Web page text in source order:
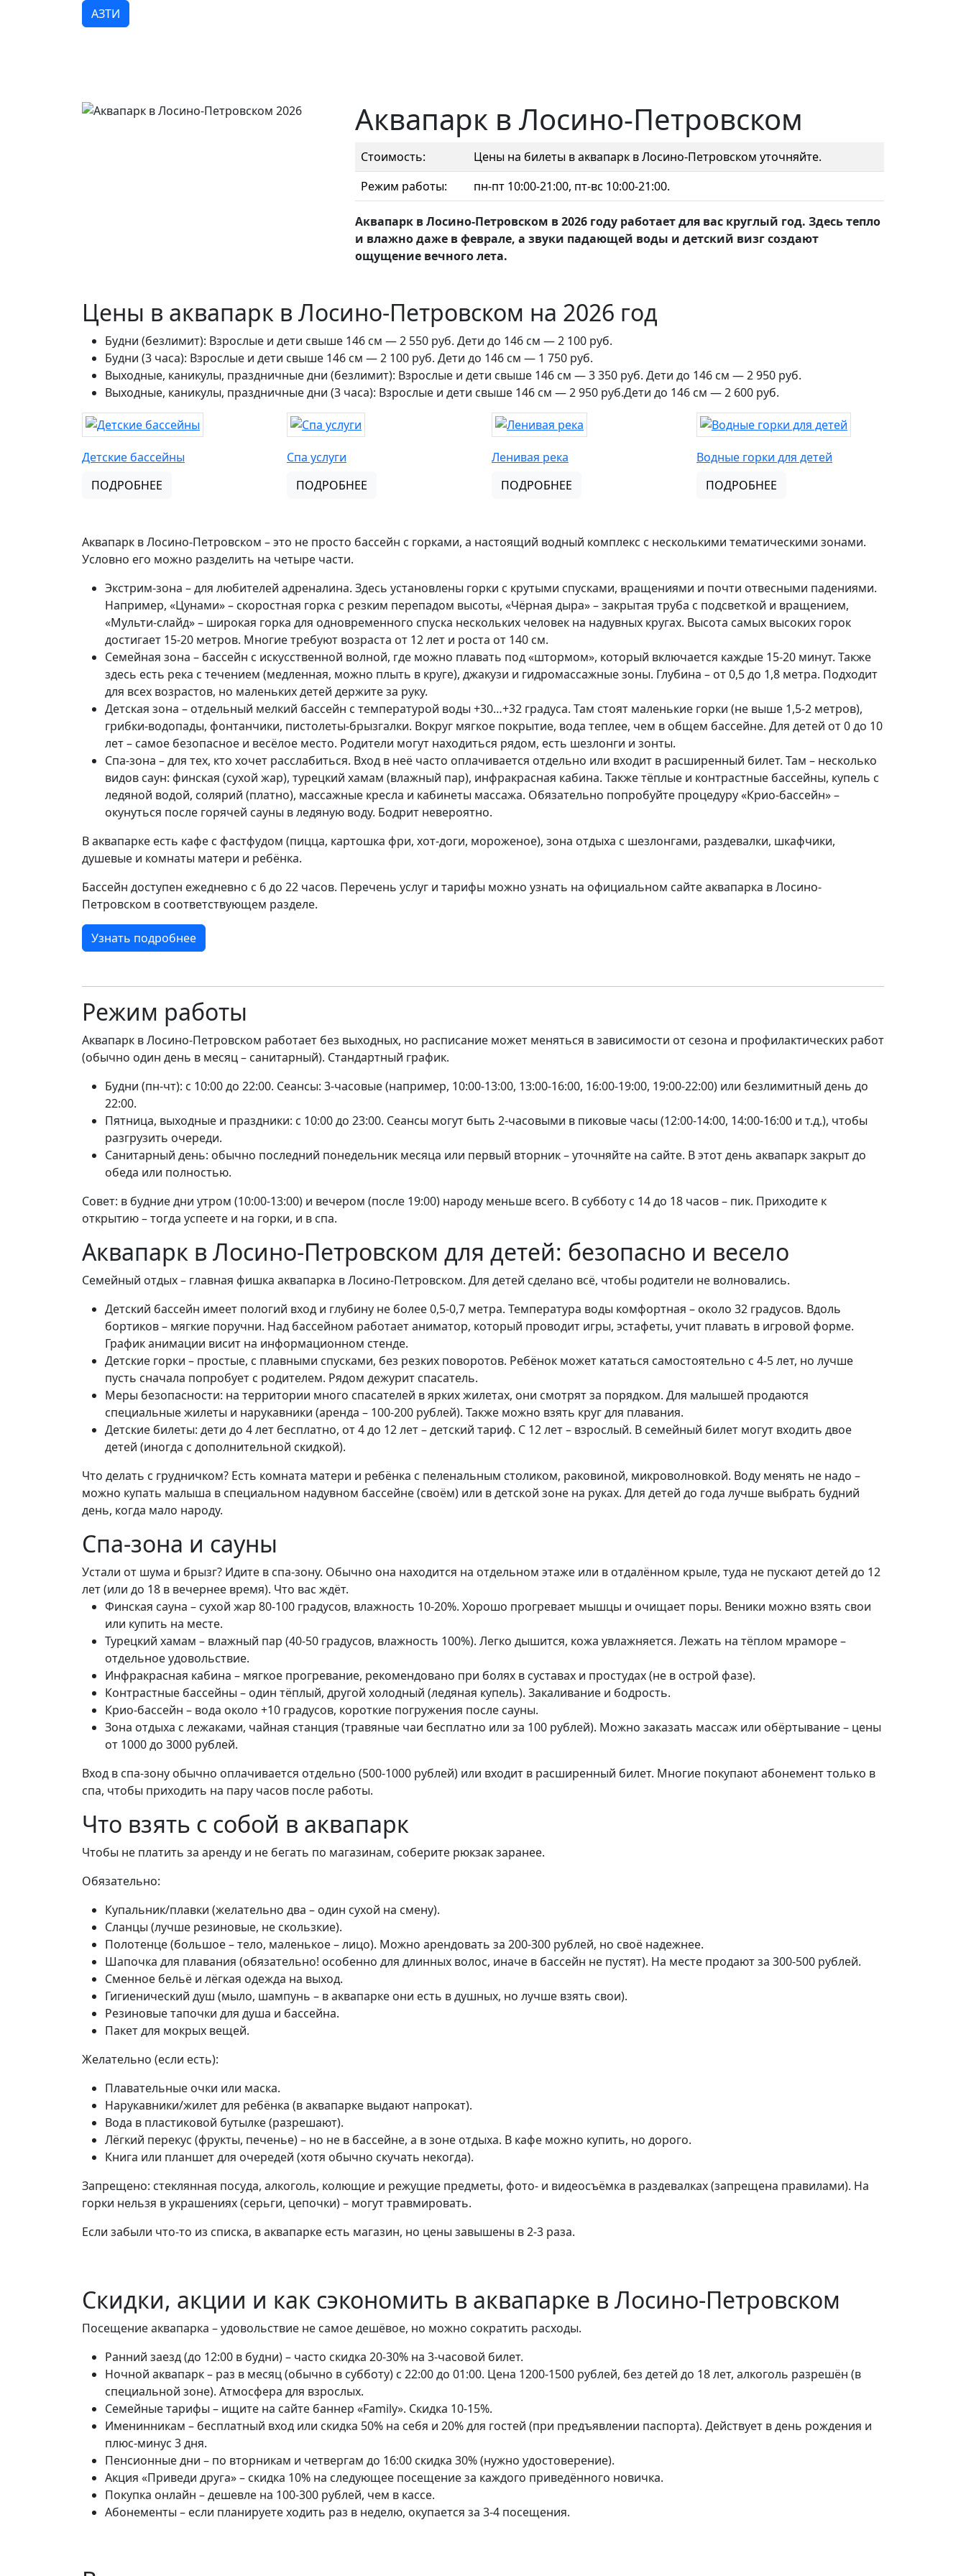
АЗТИ
Аквапарк в Лосино-Петровском
Стоимость:
Цены на билеты в аквапарк в Лосино-Петровском уточняйте.
Режим работы:
пн-пт 10:00-21:00, пт-вс 10:00-21:00.
Аквапарк в Лосино-Петровском в 2026 году работает для вас круглый год. Здесь тепло
и влажно даже в феврале, а звуки падающей воды и детский визг создают
ощущение вечного лета.
Цены в аквапарк в Лосино-Петровском на 2026 год
Будни (безлимит): Взрослые и дети свыше 146 см — 2 550 руб. Дети до 146 см — 2 100 руб.
Будни (3 часа): Взрослые и дети свыше 146 см — 2 100 руб. Дети до 146 см — 1 750 руб.
Выходные, каникулы, праздничные дни (безлимит): Взрослые и дети свыше 146 см — 3 350 руб. Дети до 146 см — 2 950 руб.
Выходные, каникулы, праздничные дни (3 часа): Взрослые и дети свыше 146 см — 2 950 руб.Дети до 146 см — 2 600 руб.
Детские бассейны
ПОДРОБНЕЕ
Спа услуги
ПОДРОБНЕЕ
Ленивая река
ПОДРОБНЕЕ
Водные горки для детей
ПОДРОБНЕЕ
Аквапарк в Лосино-Петровском – это не просто бассейн с горками, а настоящий водный комплекс с несколькими тематическими зонами.
Условно его можно разделить на четыре части.
Экстрим-зона – для любителей адреналина. Здесь установлены горки с крутыми спусками, вращениями и почти отвесными падениями.
Например, «Цунами» – скоростная горка с резким перепадом высоты, «Чёрная дыра» – закрытая труба с подсветкой и вращением,
«Мульти-слайд» – широкая горка для одновременного спуска нескольких человек на надувных кругах. Высота самых высоких горок
достигает 15-20 метров. Многие требуют возраста от 12 лет и роста от 140 см.
Семейная зона – бассейн с искусственной волной, где можно плавать под «штормом», который включается каждые 15-20 минут. Также
здесь есть река с течением (медленная, можно плыть в круге), джакузи и гидромассажные зоны. Глубина – от 0,5 до 1,8 метра. Подходит
для всех возрастов, но маленьких детей держите за руку.
Детская зона – отдельный мелкий бассейн с температурой воды +30…+32 градуса. Там стоят маленькие горки (не выше 1,5-2 метров),
грибки-водопады, фонтанчики, пистолеты-брызгалки. Вокруг мягкое покрытие, вода теплее, чем в общем бассейне. Для детей от 0 до 10
лет – самое безопасное и весёлое место. Родители могут находиться рядом, есть шезлонги и зонты.
Спа-зона – для тех, кто хочет расслабиться. Вход в неё часто оплачивается отдельно или входит в расширенный билет. Там – несколько
видов саун: финская (сухой жар), турецкий хамам (влажный пар), инфракрасная кабина. Также тёплые и контрастные бассейны, купель с
ледяной водой, солярий (платно), массажные кресла и кабинеты массажа. Обязательно попробуйте процедуру «Крио-бассейн» –
окунуться после горячей сауны в ледяную воду. Бодрит невероятно.
В аквапарке есть кафе с фастфудом (пицца, картошка фри, хот-доги, мороженое), зона отдыха с шезлонгами, раздевалки, шкафчики,
душевые и комнаты матери и ребёнка.
Бассейн доступен ежедневно с 6 до 22 часов. Перечень услуг и тарифы можно узнать на официальном сайте аквапарка в Лосино-
Петровском в соответствующем разделе.
Узнать подробнее
Режим работы
Аквапарк в Лосино-Петровском работает без выходных, но расписание может меняться в зависимости от сезона и профилактических работ
(обычно один день в месяц – санитарный). Стандартный график.
Будни (пн-чт): с 10:00 до 22:00. Сеансы: 3-часовые (например, 10:00-13:00, 13:00-16:00, 16:00-19:00, 19:00-22:00) или безлимитный день до
22:00.
Пятница, выходные и праздники: с 10:00 до 23:00. Сеансы могут быть 2-часовыми в пиковые часы (12:00-14:00, 14:00-16:00 и т.д.), чтобы
разгрузить очереди.
Санитарный день: обычно последний понедельник месяца или первый вторник – уточняйте на сайте. В этот день аквапарк закрыт до
обеда или полностью.
Совет: в будние дни утром (10:00-13:00) и вечером (после 19:00) народу меньше всего. В субботу с 14 до 18 часов – пик. Приходите к
открытию – тогда успеете и на горки, и в спа.
Аквапарк в Лосино-Петровском для детей: безопасно и весело
Семейный отдых – главная фишка аквапарка в Лосино-Петровском. Для детей сделано всё, чтобы родители не волновались.
Детский бассейн имеет пологий вход и глубину не более 0,5-0,7 метра. Температура воды комфортная – около 32 градусов. Вдоль
бортиков – мягкие поручни. Над бассейном работает аниматор, который проводит игры, эстафеты, учит плавать в игровой форме.
График анимации висит на информационном стенде.
Детские горки – простые, с плавными спусками, без резких поворотов. Ребёнок может кататься самостоятельно с 4-5 лет, но лучше
пусть сначала попробует с родителем. Рядом дежурит спасатель.
Меры безопасности: на территории много спасателей в ярких жилетах, они смотрят за порядком. Для малышей продаются
специальные жилеты и нарукавники (аренда – 100-200 рублей). Также можно взять круг для плавания.
Детские билеты: дети до 4 лет бесплатно, от 4 до 12 лет – детский тариф. С 12 лет – взрослый. В семейный билет могут входить двое
детей (иногда с дополнительной скидкой).
Что делать с грудничком? Есть комната матери и ребёнка с пеленальным столиком, раковиной, микроволновкой. Воду менять не надо –
можно купать малыша в специальном надувном бассейне (своём) или в детской зоне на руках. Для детей до года лучше выбрать будний
день, когда мало народу.
Спа-зона и сауны
Устали от шума и брызг? Идите в спа-зону. Обычно она находится на отдельном этаже или в отдалённом крыле, туда не пускают детей до 12
лет (или до 18 в вечернее время). Что вас ждёт.
Финская сауна – сухой жар 80-100 градусов, влажность 10-20%. Хорошо прогревает мышцы и очищает поры. Веники можно взять свои
или купить на месте.
Турецкий хамам – влажный пар (40-50 градусов, влажность 100%). Легко дышится, кожа увлажняется. Лежать на тёплом мраморе –
отдельное удовольствие.
Инфракрасная кабина – мягкое прогревание, рекомендовано при болях в суставах и простудах (не в острой фазе).
Контрастные бассейны – один тёплый, другой холодный (ледяная купель). Закаливание и бодрость.
Крио-бассейн – вода около +10 градусов, короткие погружения после сауны.
Зона отдыха с лежаками, чайная станция (травяные чаи бесплатно или за 100 рублей). Можно заказать массаж или обёртывание – цены
от 1000 до 3000 рублей.
Вход в спа-зону обычно оплачивается отдельно (500-1000 рублей) или входит в расширенный билет. Многие покупают абонемент только в
спа, чтобы приходить на пару часов после работы.
Что взять с собой в аквапарк
Чтобы не платить за аренду и не бегать по магазинам, соберите рюкзак заранее.
Обязательно:
Купальник/плавки (желательно два – один сухой на смену).
Сланцы (лучше резиновые, не скользкие).
Полотенце (большое – тело, маленькое – лицо). Можно арендовать за 200-300 рублей, но своё надежнее.
Шапочка для плавания (обязательно! особенно для длинных волос, иначе в бассейн не пустят). На месте продают за 300-500 рублей.
Сменное бельё и лёгкая одежда на выход.
Гигиенический душ (мыло, шампунь – в аквапарке они есть в душных, но лучше взять свои).
Резиновые тапочки для душа и бассейна.
Пакет для мокрых вещей.
Желательно (если есть):
Плавательные очки или маска.
Нарукавники/жилет для ребёнка (в аквапарке выдают напрокат).
Вода в пластиковой бутылке (разрешают).
Лёгкий перекус (фрукты, печенье) – но не в бассейне, а в зоне отдыха. В кафе можно купить, но дорого.
Книга или планшет для очередей (хотя обычно скучать некогда).
Запрещено: стеклянная посуда, алкоголь, колющие и режущие предметы, фото- и видеосъёмка в раздевалках (запрещена правилами). На
горки нельзя в украшениях (серьги, цепочки) – могут травмировать.
Если забыли что-то из списка, в аквапарке есть магазин, но цены завышены в 2-3 раза.
Скидки, акции и как сэкономить в аквапарке в Лосино-Петровском
Посещение аквапарка – удовольствие не самое дешёвое, но можно сократить расходы.
Ранний заезд (до 12:00 в будни) – часто скидка 20-30% на 3-часовой билет.
Ночной аквапарк – раз в месяц (обычно в субботу) с 22:00 до 01:00. Цена 1200-1500 рублей, без детей до 18 лет, алкоголь разрешён (в
специальной зоне). Атмосфера для взрослых.
Семейные тарифы – ищите на сайте баннер «Family». Скидка 10-15%.
Именинникам – бесплатный вход или скидка 50% на себя и 20% для гостей (при предъявлении паспорта). Действует в день рождения и
плюс-минус 3 дня.
Пенсионные дни – по вторникам и четвергам до 16:00 скидка 30% (нужно удостоверение).
Акция «Приведи друга» – скидка 10% на следующее посещение за каждого приведённого новичка.
Покупка онлайн – дешевле на 100-300 рублей, чем в кассе.
Абонементы – если планируете ходить раз в неделю, окупается за 3-4 посещения.